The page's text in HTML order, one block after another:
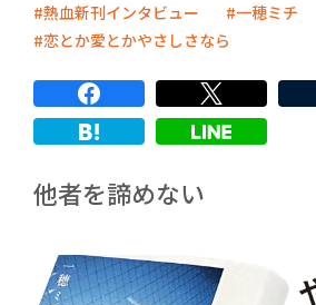
熱血新刊インタビュー
一穂ミチ
恋とか愛とかやさしさなら
他者を諦めない